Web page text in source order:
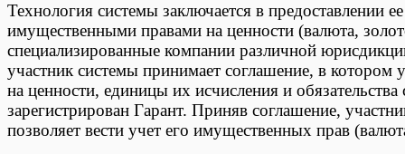
Технология системы заключается в предоставлении
имущественными правами на ценности (валюта,
специализированные компании различной
участник системы принимает соглашение, в
на ценности, единицы их исчисления и
зарегистрирован Гарант. Приняв соглашение,
позволяет вести учет его имущественных прав